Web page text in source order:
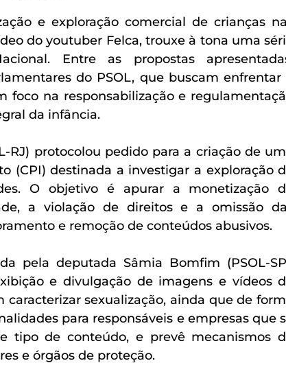
e exploração comercial de crianças
do youtuber Felca, trouxe à tona uma
Entre as propostas
do PSOL, que buscam enfrentar
foco na responsabilização e
da infância.
RJ) protocolou pedido para a criação de
(CPI) destinada a investigar a exploração
O objetivo é apurar a monetização
a violação de direitos e a omissão
e remoção de conteúdos abusivos.
pela deputada Sâmia Bomfim (PSOL-
e divulgação de imagens e vídeos
caracterizar sexualização, ainda que de
para responsáveis e empresas que
tipo de conteúdo, e prevê mecanismos
e órgãos de proteção.